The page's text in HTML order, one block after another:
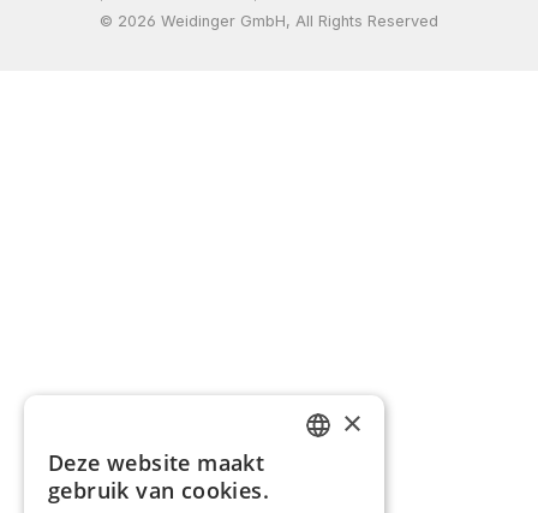
© 2026 Weidinger GmbH, All Rights Reserved
×
Deze website maakt
gebruik van cookies.